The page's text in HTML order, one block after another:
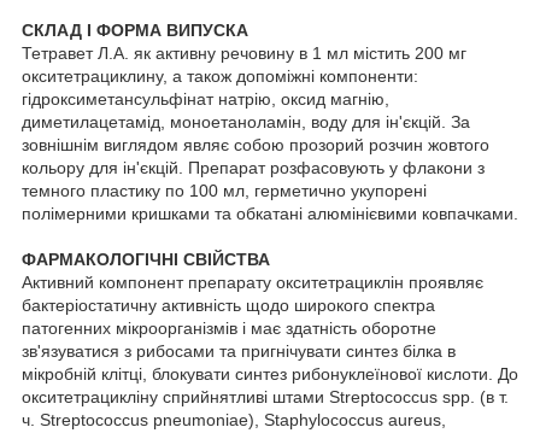
СКЛАД І ФОРМА ВИПУСКА
Тетравет Л.А. як активну речовину в 1 мл містить 200 мг
окситетрациклину, а також допоміжні компоненти:
гідроксиметансульфінат натрію, оксид магнію,
диметилацетамід, моноетаноламін, воду для ін'єкцій. За
зовнішнім виглядом являє собою прозорий розчин жовтого
кольору для ін'єкцій. Препарат розфасовують у флакони з
темного пластику по 100 мл, герметично укупорені
полімерними кришками та обкатані алюмінієвими ковпачками.
ФАРМАКОЛОГІЧНІ СВІЙСТВА
Активний компонент препарату окситетрациклін проявляє
бактеріостатичну активність щодо широкого спектра
патогенних мікроорганізмів і має здатність оборотне
зв'язуватися з рибосами та пригнічувати синтез білка в
мікробній клітці, блокувати синтез рибонуклеїнової кислоти. До
окситетрацикліну сприйнятливі штами Streptococcus spp. (в т.
ч. Streptococcus pneumoniae), Staphylococcus aureus,